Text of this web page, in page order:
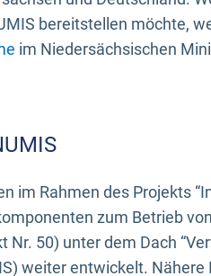
bereitstellen möchte,
im Niedersächsischen
im Rahmen des Projekts
zum Betrieb
Nr. 50) unter dem Dach
weiter entwickelt.